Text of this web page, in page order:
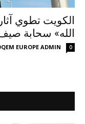
الكويت تطوي
الله» سحابة
EUROPE ADMIN 0